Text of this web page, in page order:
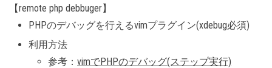
【remote php debbuger】
PHPのデバッグを行えるvimプラグイン(xdebug必須)
利用方法
参考： vimでPHPのデバッグ(ステップ実行)